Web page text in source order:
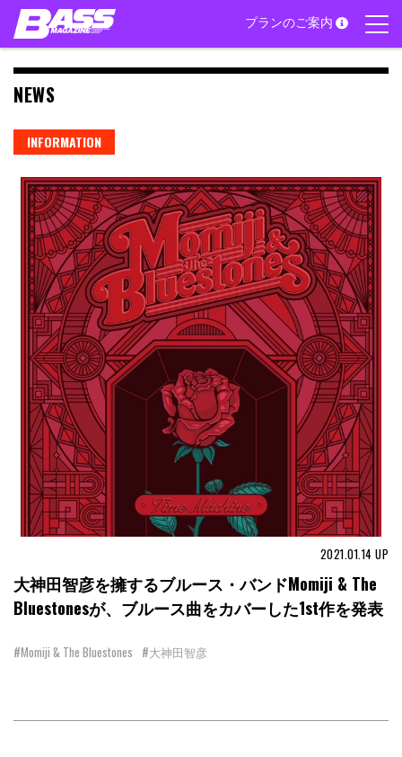
Skip
content
プランのご案内
NEWS
INFORMATION
2021.01.14 UP
大神田智彦を擁するブルース・バンドMomiji & The
Bluestonesが、ブルース曲をカバーした1st作を発表
#Momiji & The Bluestones #大神田智彦